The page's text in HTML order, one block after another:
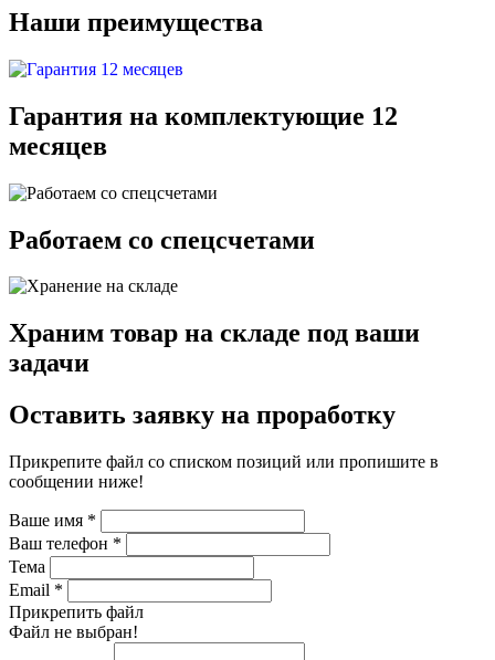
Наши преимущества
Гарантия на комплектующие 12
месяцев
Работаем со спецсчетами
Храним товар на складе под ваши
задачи
Оставить заявку на проработку
Прикрепите файл со списком позиций или пропишите в
сообщении ниже!
Ваше имя *
Ваш телефон *
Тема
Email *
Прикрепить файл
Файл не выбран!